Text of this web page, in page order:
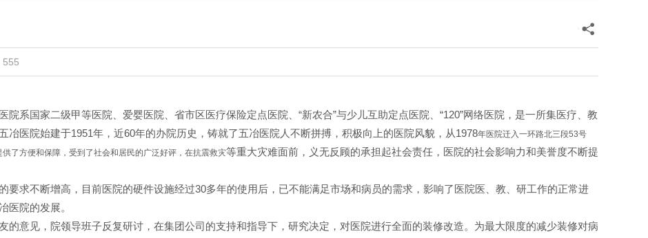

555
院系国家二级甲等医院、爱婴医院、省市区医疗保险定点医院、“新农合”与少儿互助定点医院、“120”网络医院，是一所集医疗、教
冶医院始建于1951年，近60年的办院历史，铸就了五冶医院人不断拼搏，积极向上的医院风貌，从1978年医院迁入一环路北三段53号
了方便和保障，受到了社会和居民的广泛好评，在抗震救灾等重大灾难面前，义无反顾的承担起社会责任，医院的社会影响力和美誉度不断提
要求不断增高，目前医院的硬件设施经过30多年的使用后，已不能满足市场和病员的需求，影响了医院医、教、研工作的正常进
医院的发展。
的意见，院领导班子反复研讨，在集团公司的支持和指导下，研究决定，对医院进行全面的装修改造。为最大限度的减少装修对病